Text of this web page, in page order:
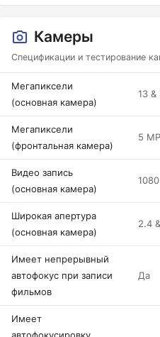
Камеры
Спецификации и тестирование
Мегапиксели
(основная камера)
13 &
Мегапиксели
(фронтальная камера)
5 MP
Видео запись
(основная камера)
Широкая апертура
(основная камера)
2.4
Имеет непрерывный
автофокус при записи
фильмов
Да
Имеет